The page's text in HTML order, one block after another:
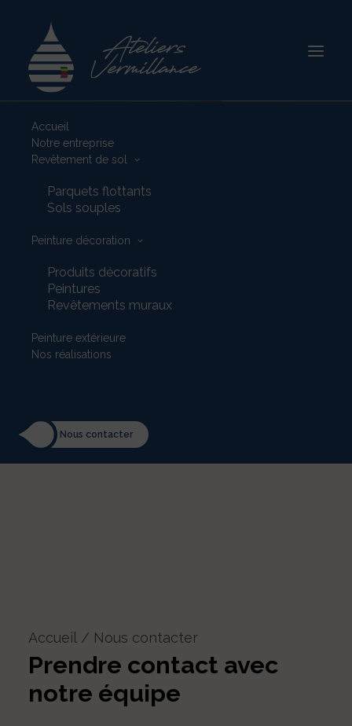
Accueil
Notre entreprise
Revêtement de sol
Parquets flottants
Sols souples
Peinture décoration
Produits décoratifs
Peintures
Revêtements muraux
Peinture extérieure
Nos réalisations
Nous contacter
Accueil Nous contacter
Prendre contact avec
notre équipe